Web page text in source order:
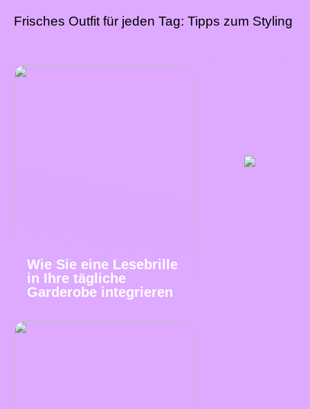
Frisches Outfit für jeden Tag: Tipps zum Styling
Wie Sie eine Lesebrille
in Ihre tägliche
Garderobe integrieren